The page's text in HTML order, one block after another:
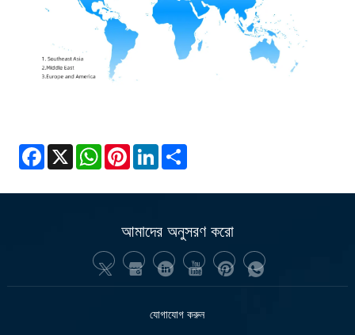
Facebook
X WhatsAppPinterestLinkedIn
আমাদের অনুসরণ করো
যোগাযোগ করুন